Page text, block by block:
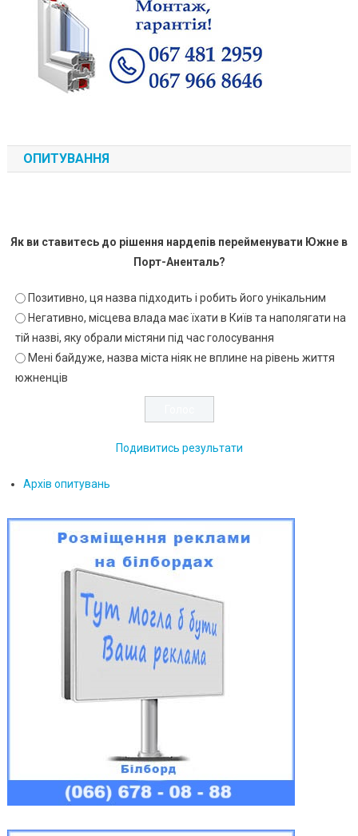
ОПИТУВАННЯ
Як ви ставитесь до рішення нардепів перейменувати Южне в
Порт-Аненталь?
Позитивно, ця назва підходить і робить його унікальним
Негативно, місцева влада має їхати в Київ та наполягати на
тій назві, яку обрали містяни під час голосування
Мені байдуже, назва міста ніяк не вплине на рівень життя
южненців
Подивитись результати
Архів опитувань